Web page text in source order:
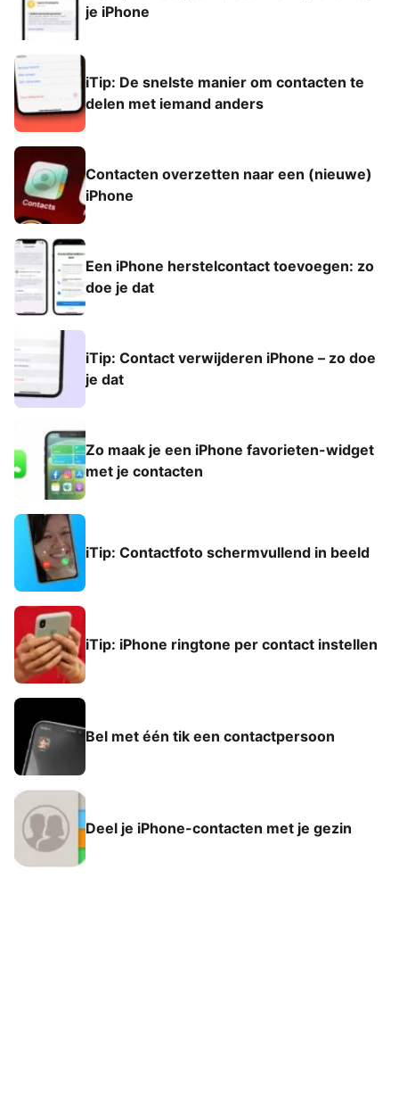
je iPhone
iTip: De snelste manier om contacten te
delen met iemand anders
Contacten overzetten naar een (nieuwe)
iPhone
Een iPhone herstelcontact toevoegen: zo
doe je dat
iTip: Contact verwijderen iPhone – zo doe
je dat
Zo maak je een iPhone favorieten-widget
met je contacten
iTip: Contactfoto schermvullend in beeld
iTip: iPhone ringtone per contact instellen
Bel met één tik een contactpersoon
Deel je iPhone-contacten met je gezin